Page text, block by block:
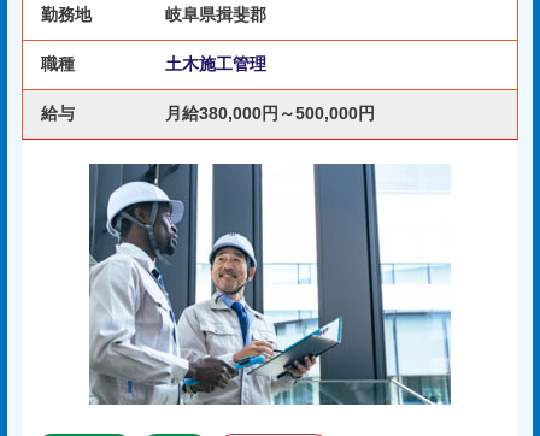
勤務地 岐阜県揖斐郡
職種 土木施工管理
給与 月給380,000円～500,000円